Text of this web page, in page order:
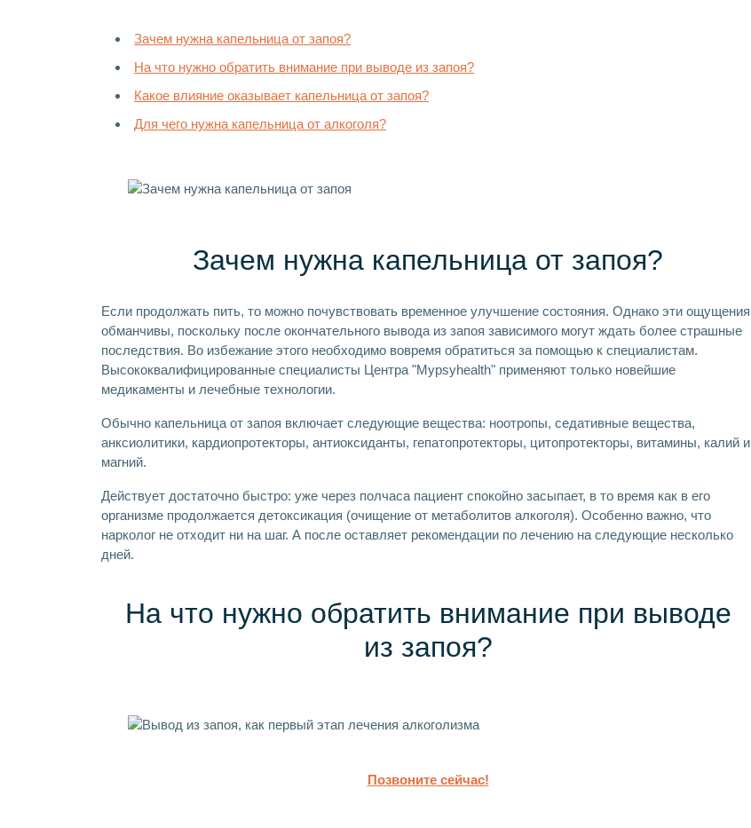
Зачем нужна капельница от запоя?
На что нужно обратить внимание при выводе из запоя?
Какое влияние оказывает капельница от запоя?
Для чего нужна капельница от алкоголя?
Зачем нужна капельница от запоя?
Если продолжать пить, то можно почувствовать временное улучшение состояния. Однако эти ощущения
обманчивы, поскольку после окончательного вывода из запоя зависимого могут ждать более страшные
последствия. Во избежание этого необходимо вовремя обратиться за помощью к специалистам.
Высококвалифицированные специалисты Центра "Mypsyhealth" применяют только новейшие
медикаменты и лечебные технологии.
Обычно капельница от запоя включает следующие вещества: ноотропы, седативные вещества,
анксиолитики, кардиопротекторы, антиоксиданты, гепатопротекторы, цитопротекторы, витамины, калий и
магний.
Действует достаточно быстро: уже через полчаса пациент спокойно засыпает, в то время как в его
организме продолжается детоксикация (очищение от метаболитов алкоголя). Особенно важно, что
нарколог не отходит ни на шаг. А после оставляет рекомендации по лечению на следующие несколько
дней.
На что нужно обратить внимание при выводе
из запоя?
Позвоните сейчас!